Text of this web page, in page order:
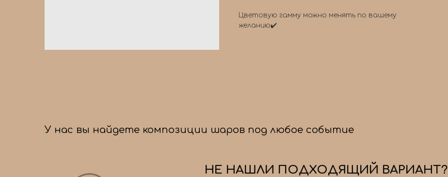
Цветовую гамму можно менять по вашему
желанию✔️
У нас вы найдете композиции шаров под любое событие
НЕ НАШЛИ ПОДХОДЯЩИЙ ВАРИАНТ?